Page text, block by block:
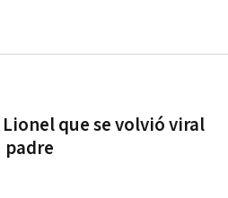
que se volvió viral
padre